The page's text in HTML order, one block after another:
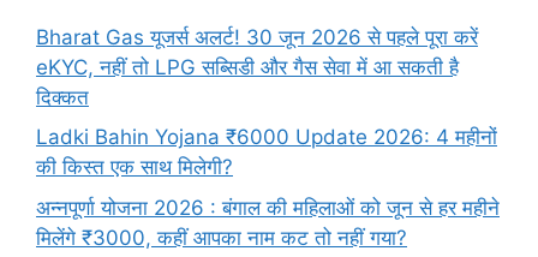
Bharat Gas यूजर्स अलर्ट! 30 जून 2026 से पहले पूरा करें
eKYC, नहीं तो LPG सब्सिडी और गैस सेवा में आ सकती है
दिक्कत
Ladki Bahin Yojana ₹6000 Update 2026: 4 महीनों
की किस्त एक साथ मिलेगी?
अन्नपूर्णा योजना 2026 : बंगाल की महिलाओं को जून से हर महीने
मिलेंगे ₹3000, कहीं आपका नाम कट तो नहीं गया?